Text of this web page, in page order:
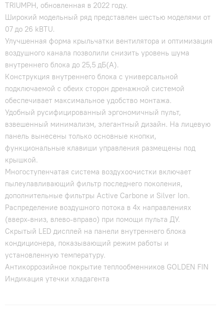
TRIUMPH, обновленная в 2022 году.
Широкий модельный ряд представлен шестью моделями от
07 до 26 kBTU.
Улучшенная форма крыльчатки вентилятора и оптимизация
воздушного канала позволили снизить уровень шума
внутреннего блока до 25,5 дБ(А).
Конструкция внутреннего блока с универсальной
подключаемой с обеих сторон дренажной системой
обеспечивает максимальное удобство монтажа.
Удобный русифицированный эргономичный пульт,
взвешенный минимализм, элегантный дизайн. На лицевую
панель вынесены только основные кнопки,
функциональные клавиши управления размещены под
крышкой.
Многоступенчатая система воздухоочистки включает
пылеулавливающий фильтр последнего поколения,
дополнительные фильтры Active Carbone и Silver Ion.
Распределение воздушного потока в 4х направлениях
(вверх-вниз, влево-вправо) при помощи пульта ДУ.
Скрытый LED дисплей на панели внутреннего блока
кондиционера, показывающий режим работы и
установленную температуру.
Антикоррозийное покрытие теплообменников GOLDEN FIN
Индикация утечки хладагента